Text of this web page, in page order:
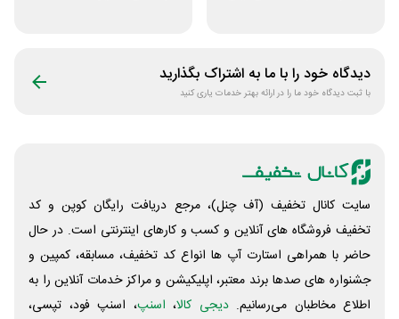
دیدگاه خود را با ما به اشتراک بگذارید
با ثبت دیدگاه خود ما را در ارائه بهتر خدمات یاری کنید
سایت کانال تخفیف (آف چنل)، مرجع دریافت رایگان کوپن و کد
تخفیف فروشگاه های آنلاین و کسب و‌ کارهای اینترنتی است. در حال
حاضر با همراهی استارت آپ ها انواع کد تخفیف، مسابقه، کمپین و
جشنواره های صدها برند معتبر، اپلیکیشن و مراکز خدمات آنلاین را به
اطلاع مخاطبان می‌رسانیم. دیجی کالا، اسنپ، اسنپ فود، تپسی،